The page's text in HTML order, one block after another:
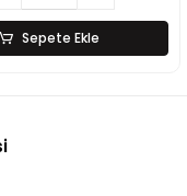
Sepete Ekle